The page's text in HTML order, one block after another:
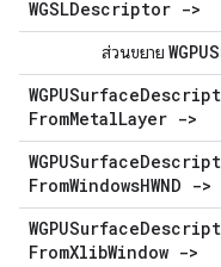
WGSLDescriptor ->
ส่วนขยาย
WGPUSurface
FromMetalLayer ->
WGPUSurface
FromWindowsHWND ->
WGPUSurface
FromXlibWindow ->